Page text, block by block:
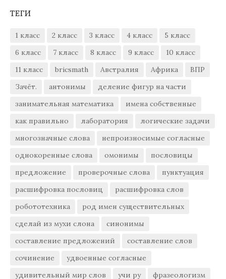
ТЕГИ
1 класс 2 класс 3 класс 4 класс
5 класс
6 класс
7 класс 8 класс 9 класс
10 класс
11 класс
bricsmath Австралия Африка
ВПР
Зачёт.
антонимы
деление фигур на части
занимательная математика
имена собственные
как правильно
лаборатория
логические задачи
многозначные слова
непроизносимые согласные
однокоренные слова
омонимы
пословицы
предложение
проверочные слова
пунктуация
расшифровка пословиц
расшифровка слов
робототехника
род имен существительных
сделай из мухи слона
синонимы
составление предложений
составление слов
сочинение
удвоенные согласные
удивительный мир слов
учи ру фразеологизм